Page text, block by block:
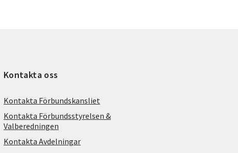
Kontakta oss
Kontakta Förbundskansliet
Kontakta Förbundsstyrelsen &
Valberedningen
Kontakta Avdelningar